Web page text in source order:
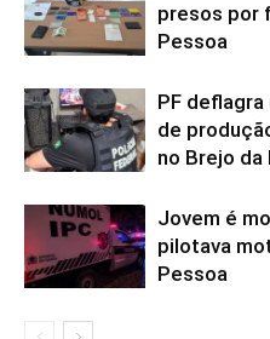
presos por
Pessoa
PF
de
no Brejo da
Jovem é
pilotava
Pessoa